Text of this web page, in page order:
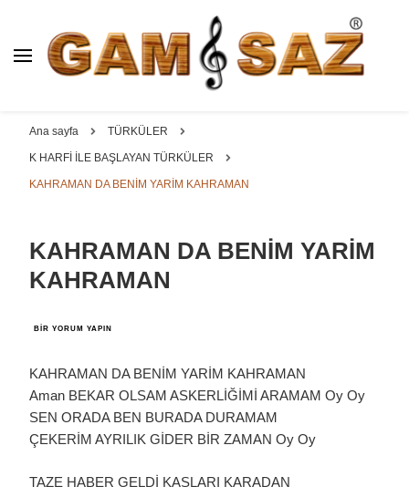
BAĞLAMA İMALAT / SATIŞ
YAPRAK || ELEKTRO ||
ÖZEL BAĞLAMA İMALAT /
SATIŞ
Padok, Kompozit, Mat, Divan, Çöğür, Cura, Solak, Dede,
Oyma ve yaprak sazlar, özel imalat bağlamalar
Ana sayfa TÜRKÜLER
K HARFİ İLE BAŞLAYAN TÜRKÜLER
KAHRAMAN DA BENİM YARİM KAHRAMAN
KAHRAMAN DA BENİM YARİM
KAHRAMAN
KAHRAMAN
YARİM
IÇIN
BIR YORUM YAPIN
KAHRAMAN DA BENİM YARİM KAHRAMAN
Aman BEKAR OLSAM ASKERLİĞİMİ ARAMAM Oy Oy
SEN ORADA BEN BURADA DURAMAM
ÇEKERİM AYRILIK GİDER BİR ZAMAN Oy Oy
TAZE HABER GELDİ KAŞLARI KARADAN